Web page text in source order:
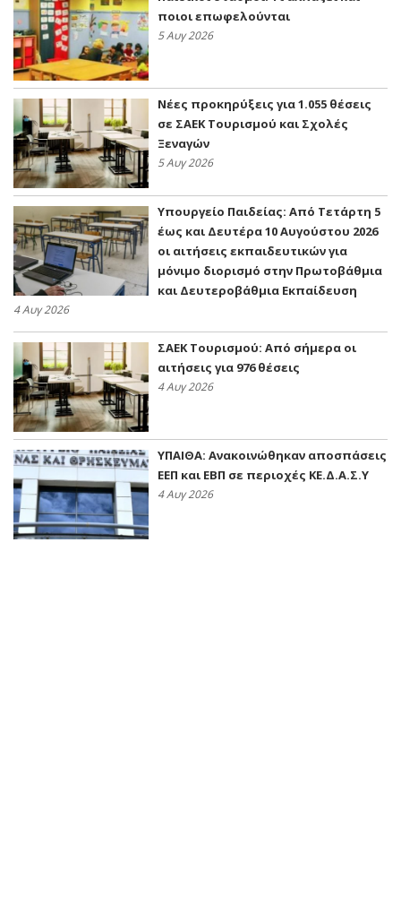
ποιοι επωφελούνται
5 Αυγ 2026
Νέες προκηρύξεις για 1.055 θέσεις
σε ΣΑΕΚ Τουρισμού και Σχολές
Ξεναγών
5 Αυγ 2026
Υπουργείο Παιδείας: Από Τετάρτη 5
έως και Δευτέρα 10 Αυγούστου 2026
οι αιτήσεις εκπαιδευτικών για
μόνιμο διορισμό στην Πρωτοβάθμια
και Δευτεροβάθμια Εκπαίδευση
4 Αυγ 2026
ΣΑΕΚ Τουρισμού: Από σήμερα οι
αιτήσεις για 976 θέσεις
4 Αυγ 2026
ΥΠΑΙΘΑ: Ανακοινώθηκαν αποσπάσεις
ΕΕΠ και ΕΒΠ σε περιοχές ΚΕ.Δ.Α.Σ.Υ
4 Αυγ 2026